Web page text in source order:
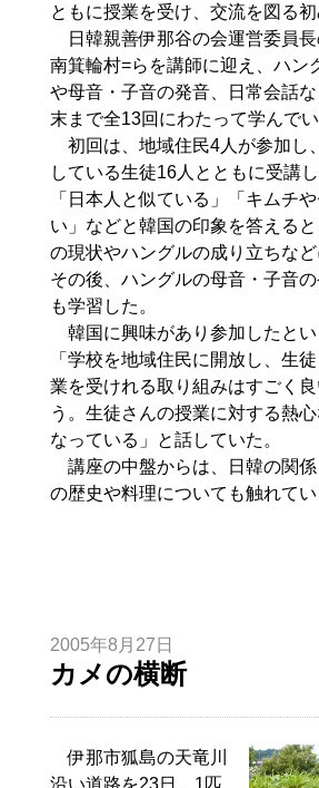
ともに授業を受け、交流を図る初
日韓親善伊那谷の会運営委員
南箕輪村=らを講師に迎え、ハン
や母音・子音の発音、日常会話
末まで全13回にわたって学んでい
初回は、地域住民4人が参加し
している生徒16人とともに受講
「日本人と似ている」「キムチ
い」などと韓国の印象を答える
の現状やハングルの成り立ちなど
その後、ハングルの母音・子音
も学習した。
韓国に興味があり参加したとい
「学校を地域住民に開放し、生
業を受けれる取り組みはすごく
う。生徒さんの授業に対する熱
なっている」と話していた。
講座の中盤からは、日韓の関係
の歴史や料理についても触れてい
2005年8月27日
カメの横断
伊那市狐島の天竜川
沿い道路を23日、1匹